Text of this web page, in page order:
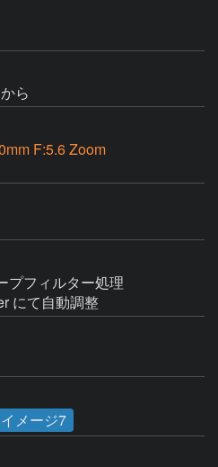
ら
F:5.6 Zoom
プフィルター処理
にて自動調整
メージ7